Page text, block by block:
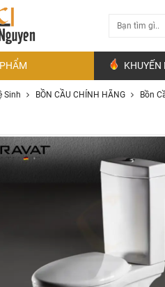
KHUYẾN
Sinh BỒN CẦU CHÍNH HÃNG Bồn